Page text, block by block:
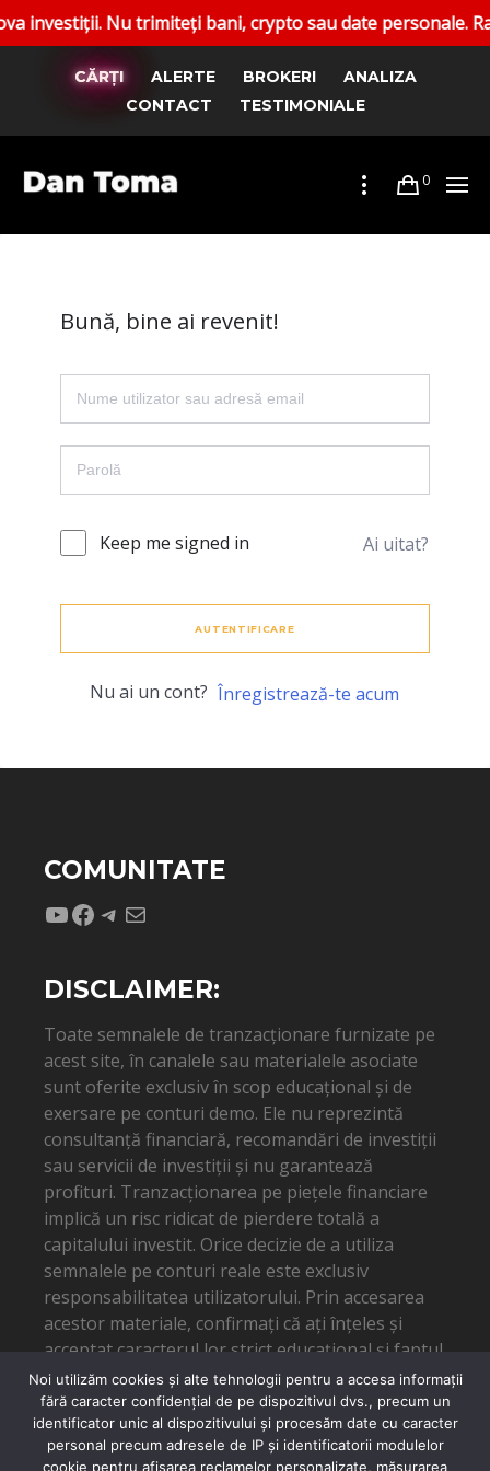
Nu trimiteți bani, crypto sau date personale.
CĂRȚI ALERTE BROKERI
ANALIZA
CONTACT
TESTIMONIALE
0
Bună, bine ai revenit!
Keep me signed in Ai uitat?
AUTENTIFICARE
Nu ai un cont? Înregistrează-te acum
COMUNITATE
YouTube
Facebook
Telegram
Mail
DISCLAIMER:
Toate semnalele de tranzacționare furnizate pe
acest site, în canalele sau materialele asociate
sunt oferite exclusiv în scop educațional și de
exersare pe conturi demo. Ele nu reprezintă
consultanță financiară, recomandări de investiții
sau servicii de investiții și nu garantează
profituri. Tranzacționarea pe piețele financiare
implică un risc ridicat de pierdere totală a
capitalului investit. Orice decizie de a utiliza
semnalele pe conturi reale este exclusiv
responsabilitatea utilizatorului. Prin accesarea
acestor materiale, confirmați că ați înțeles și
acceptat caracterul lor strict educațional și faptul
că autorul nu poate fi tras la răspundere pentru
eventuale pierderi financiare.
Noi utilizăm cookies și alte tehnologii pentru a accesa informații
fără caracter confidențial de pe dispozitivul dvs., precum un
identificator unic al dispozitivului și procesăm date cu caracter
personal precum adresele de IP și identificatorii modulelor
cookie pentru afișarea reclamelor personalizate, măsurarea